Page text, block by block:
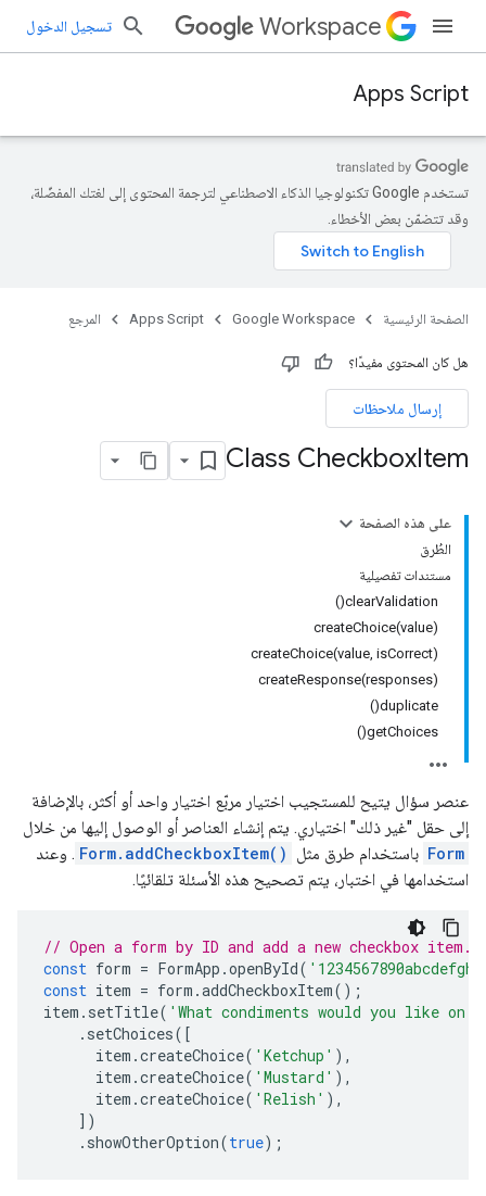
Workspace تسجيل الدخول
Apps Script
تستخدم Google تكنولوجيا الذكاء الاصطناعي لترجمة المحتوى إلى لغتك المفضّلة،
وقد تتضمّن بعض الأخطاء.
الصفحة الرئيسية Google Workspace
Apps Script المرجع
هل كان المحتوى مفيدًا؟
إرسال ملاحظات
Class CheckboxItem
على هذه الصفحة
الطُرق
مستندات تفصيلية
clearValidation()
createChoice(value)
createChoice(value, isCorrect)
createResponse(responses)
duplicate()
getChoices()
عنصر سؤال يتيح للمستجيب اختيار مربّع اختيار واحد أو أكثر، بالإضافة
إلى حقل "غير ذلك" اختياري. يتم إنشاء العناصر أو الوصول إليها من خلال
Form باستخدام طرق مثل Form.addCheckboxItem() . وعند
استخدامها في اختبار، يتم تصحيح هذه الأسئلة تلقائيًا.
// Open a form by ID and add a new checkbox item.
const form = FormApp .openById(
const item = form .addCheckboxItem();
item . setTitle( 'What condiments would you like on
. setChoices([
item .createChoice( 'Ketchup' ),
item .createChoice( 'Mustard' ),
item .createChoice( 'Relish' ),
])
. showOtherOption(true);